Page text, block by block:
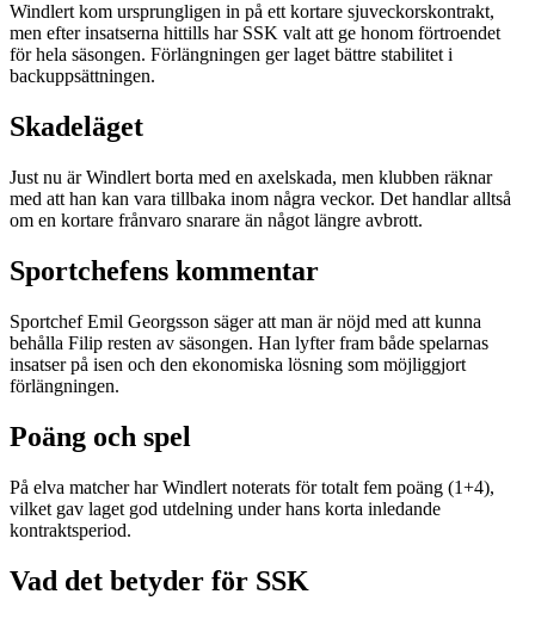
Windlert kom ursprungligen in på ett kortare sjuveckorskontrakt,
men efter insatserna hittills har SSK valt att ge honom förtroendet
för hela säsongen. Förlängningen ger laget bättre stabilitet i
backuppsättningen.
Skadeläget
Just nu är Windlert borta med en axelskada, men klubben räknar
med att han kan vara tillbaka inom några veckor. Det handlar alltså
om en kortare frånvaro snarare än något längre avbrott.
Sportchefens kommentar
Sportchef Emil Georgsson säger att man är nöjd med att kunna
behålla Filip resten av säsongen. Han lyfter fram både spelarnas
insatser på isen och den ekonomiska lösning som möjliggjort
förlängningen.
Poäng och spel
På elva matcher har Windlert noterats för totalt fem poäng (1+4),
vilket gav laget god utdelning under hans korta inledande
kontraktsperiod.
Vad det betyder för SSK